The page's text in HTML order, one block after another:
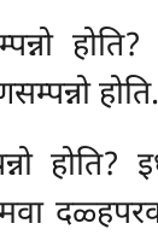
होति.
होति?